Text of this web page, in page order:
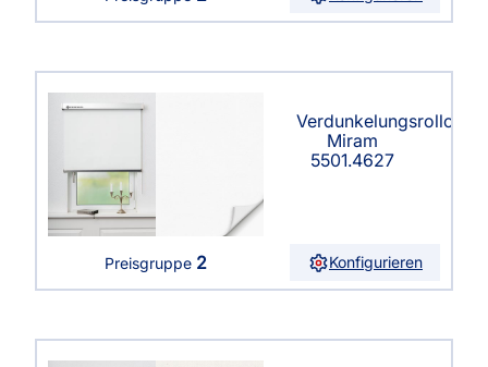
Verdunkelungsrollo
Miram
5501.4627
Preisgruppe 2 Konfigurieren